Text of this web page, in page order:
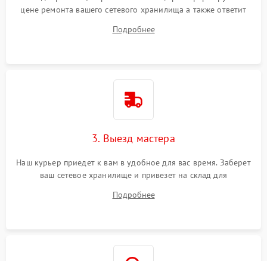
цене ремонта вашего сетевого хранилища а также ответит
Подробнее
3. Выезд мастера
Наш курьер приедет к вам в удобное для вас время. Заберет
ваш сетевое хранилище и привезет на склад для
Подробнее